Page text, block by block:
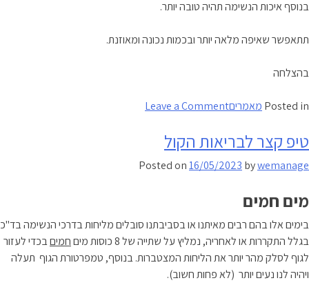
בנוסף איכות הנשימה תהיה טובה יותר.
תתאפשר שאיפה מלאה יותר ובכמות נכונה ומאוזנת.
בהצלחה
Posted in מאמריםLeave a Comment
חלש
טיפ קצר לבריאות הקול
Posted on16/05/2023 bywemanage
מים חמים
בימים אלו בהם רבים מאיתנו או בסביבתנו סובלים מליחות בדרכי הנשימה בד"כ
בגלל התקררות או לאחריה, נמליץ על שתייה של 8 כוסות מים
חמיםבכדי לעזור
לגוף לסלק מהר יותר את הליחות המצטברות. בנוסף, טמפרטורת הגוף תעלה
ויהיה לנו נעים יותר (לא פחות חשוב).